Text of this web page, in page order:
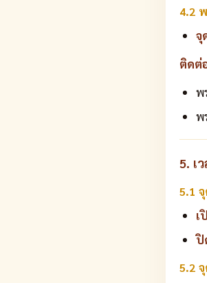
4.2
จุ
ติดต่
พ
พ
5. เ
5.1
เ
ปิ
5.2